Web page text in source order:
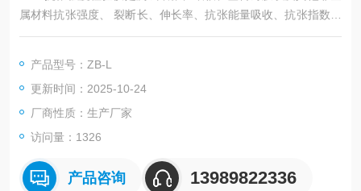
属材料抗张强度、 裂断长、伸长率、抗张能量吸收、抗张指数、
抗张能量吸收指数、180度剥离强度、热封强度的专用仪器。
产品型号：ZB-L
更新时间：2025-10-24
厂商性质：生产厂家
访问量：1326
产品咨询 13989822336